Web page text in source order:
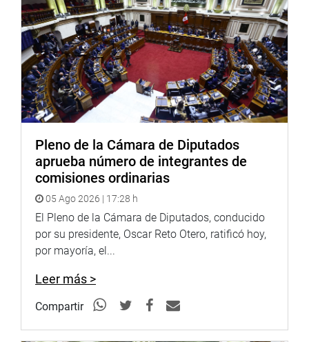
la Pacificación Nacional con “la finalidad abstracta (de)
que su ejemplo de valía y patriotismo se proyecte a la
población en general, y a las futuras generaciones de
miembros de las Fuerzas Armadas y de la Policía
Nacional”.
En la ceremonia, los representantes de las asociaciones
de licenciados también ofrecieron un homenaje y un
de honor fueron pronunciadas por el presidente de la
Asociación de Licenciados de las fuerzas armadas a nivel
nacional, Martín Hidalgo Morgan.
El presidente José Williams Zapata, estuvo acompañado
por el oficial de enlace de la Gendarmería Nacional de la
Argentina, comandante mayor Alejandro Marín Lafay.
OFICINA DE COMUNICACIONES
Pleno de la Cámara de Diputados
aprueba número de integrantes de
comisiones ordinarias
05 Ago 2026 | 17:28 h
El Pleno de la Cámara de Diputados, conducido
por su presidente, Oscar Reto Otero, ratificó hoy,
por mayoría, el...
Leer más >
Compartir